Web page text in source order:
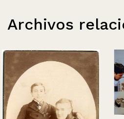
Archivos